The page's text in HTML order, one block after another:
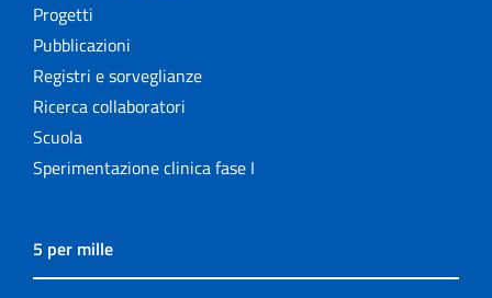
Progetti
Pubblicazioni
Registri e sorveglianze
Ricerca collaboratori
Scuola
Sperimentazione clinica fase I
5 per mille